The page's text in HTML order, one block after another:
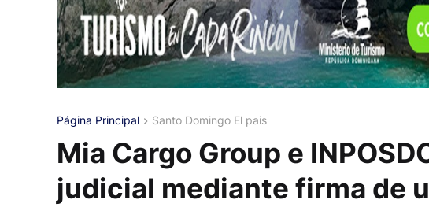
Página Principal Santo Domingo El pais
Mia Cargo Group e
judicial mediante firma de